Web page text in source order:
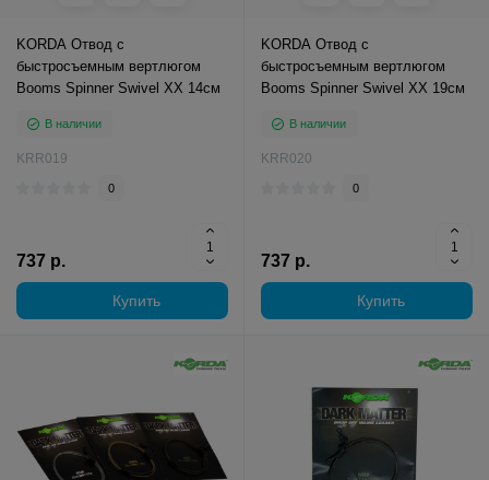
KORDA Отвод с
быстросъемным вертлюгом
Booms Spinner Swivel XX 14см
В наличии
KRR019
0
737 р.
Купить
KORDA Отвод с
быстросъемным вертлюгом
Booms Spinner Swivel XX 19см
В наличии
KRR020
0
737 р.
Купить